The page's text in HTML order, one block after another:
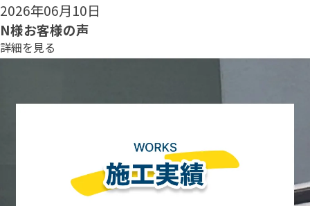
2026年06月08日
N様お客様の声
詳細を見る